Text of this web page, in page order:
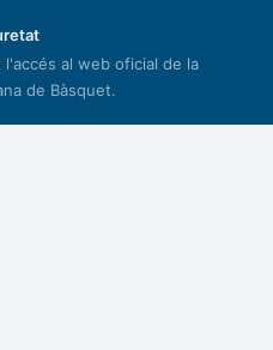
al web oficial de la
de Bàsquet.